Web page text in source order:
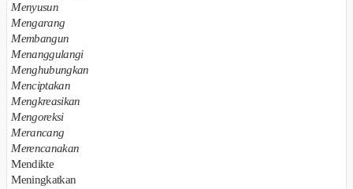
Menyusun
Mengarang
Membangun
Menanggulangi
Menghubungkan
Menciptakan
Mengkreasikan
Mengoreksi
Merancang
Merencanakan
Mendikte
Meningkatkan